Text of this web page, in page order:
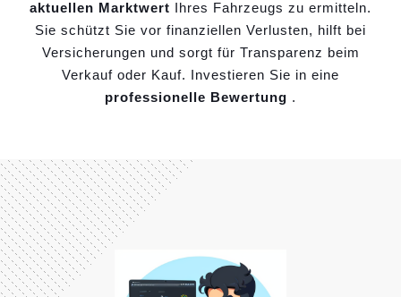
aktuellen Marktwert Ihres Fahrzeugs zu ermitteln.
Sie schützt Sie vor finanziellen Verlusten, hilft bei
Versicherungen und sorgt für Transparenz beim
Verkauf oder Kauf. Investieren Sie in eine
professionelle Bewertung .